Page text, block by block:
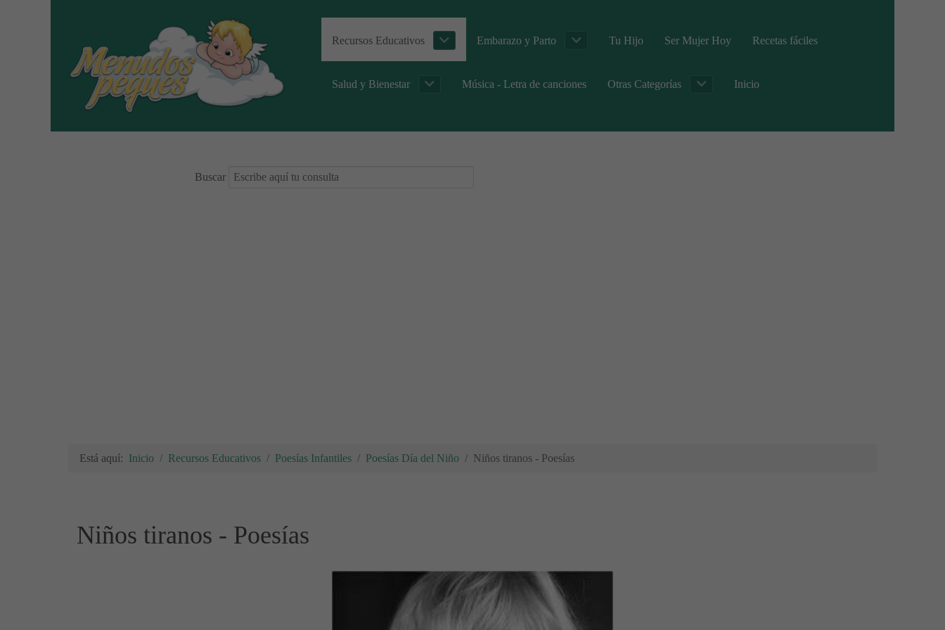
Recursos Educativos Embarazo y Parto Tu Hijo Ser Mujer Hoy Recetas fáciles
Salud y Bienestar Música - Letra de canciones Otras Categorías Inicio
Buscar
Está aquí: Inicio Recursos Educativos Poesías Infantiles Poesías Día del Niño Niños tiranos - Poesías
Niños tiranos - Poesías